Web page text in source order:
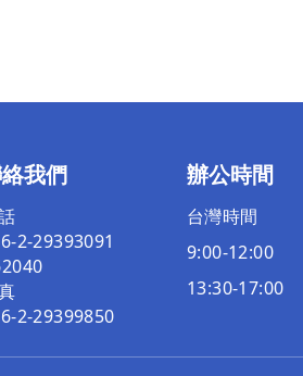
我們
2-29393091
2-29399850
辦公時間
台灣時間
9:00-12:00
13:30-17:00